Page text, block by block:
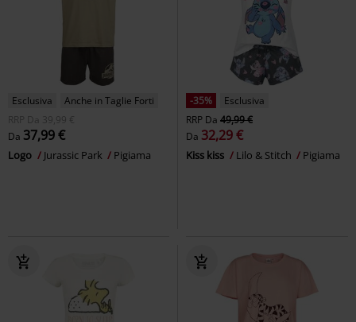
Esclusiva
Anche in Taglie Forti
RRP
Da
39,99 €
Da 37,99 €
Logo Jurassic Park Pigiama
-35%
Esclusiva
RRP Da 49,99 €
Da 32,29 €
Kiss kiss Lilo & Stitch Pigiama